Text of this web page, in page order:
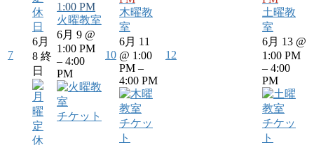
7
休
日
6月
8 終
日
1:00 PM
火曜教室
6月 9 @
1:00 PM
– 4:00
PM
チケット
10
木曜教
室
6月 11
@ 1:00
PM –
4:00 PM
チケッ
ト
12
土曜教
室
6月 13 @
1:00 PM
– 4:00
PM
チケッ
ト